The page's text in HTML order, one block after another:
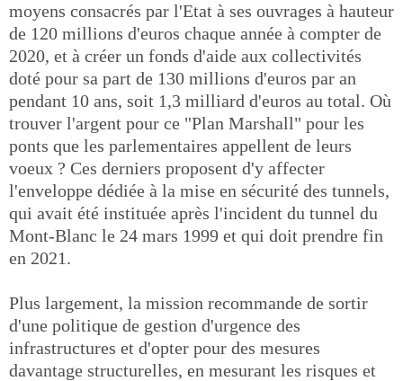
moyens consacrés par l'Etat à ses ouvrages à hauteur
de 120 millions d'euros chaque année à compter de
2020, et à créer un fonds d'aide aux collectivités
doté pour sa part de 130 millions d'euros par an
pendant 10 ans, soit 1,3 milliard d'euros au total. Où
trouver l'argent pour ce "Plan Marshall" pour les
ponts que les parlementaires appellent de leurs
voeux ? Ces derniers proposent d'y affecter
l'enveloppe dédiée à la mise en sécurité des tunnels,
qui avait été instituée après l'incident du tunnel du
Mont-Blanc le 24 mars 1999 et qui doit prendre fin
en 2021.
Plus largement, la mission recommande de sortir
d'une politique de gestion d'urgence des
infrastructures et d'opter pour des mesures
davantage structurelles, en mesurant les risques et